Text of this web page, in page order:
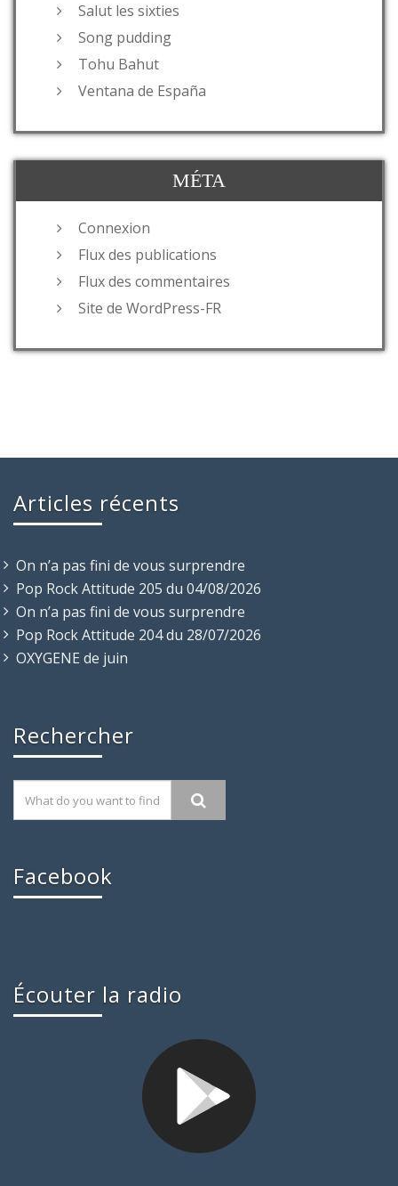
Salut les sixties
Song pudding
Tohu Bahut
Ventana de España
MÉTA
Connexion
Flux des publications
Flux des commentaires
Site de WordPress-FR
Articles récents
On n’a pas fini de vous surprendre
Pop Rock Attitude 205 du 04/08/2026
On n’a pas fini de vous surprendre
Pop Rock Attitude 204 du 28/07/2026
OXYGENE de juin
Rechercher
Facebook
Écouter la radio